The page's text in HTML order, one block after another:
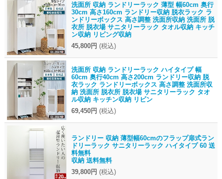
洗面所 収納 ランドリーラック 薄型 幅60cm 奥行
30cm 高さ160cm ランドリー収納 脱衣ラック ラ
ンドリーボックス 高さ調整 洗面所収納 洗面所 脱
衣所 脱衣場 サニタリーラック タオル収納 キッチ
ン収納 リビング収納
45,800円 (税込)
洗面所 収納 ランドリーラック ハイタイプ 幅
60cm 奥行40cm 高さ200cm ランドリー収納 脱
衣ラック ランドリーボックス 高さ調整 洗面所収
納 洗面所 脱衣所 脱衣場 サニタリーラック タオ
ル収納 キッチン収納 リビン
69,450円 (税込)
ランドリー 収納 薄型幅60cmのフラップ扉式ラン
ドリーラック サニタリーラック ハイタイプ 60 送
料無料
収納 送料無料
39,800円 (税込)